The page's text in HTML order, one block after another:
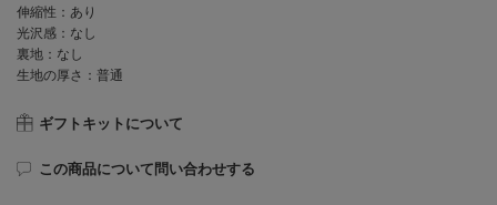
伸縮性：あり
光沢感：なし
裏地：なし
生地の厚さ：普通
ギフトキットについて
この商品について問い合わせする